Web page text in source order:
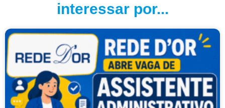
interessar por...